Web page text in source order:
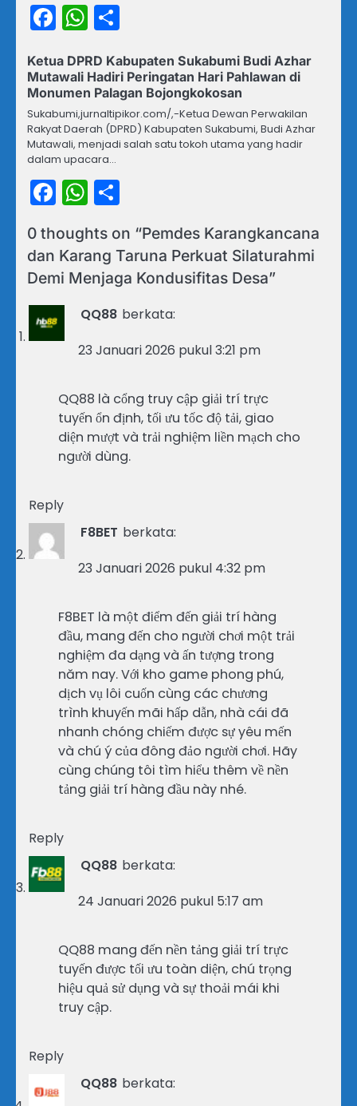
Facebook
WhatsApp
Ketua DPRD Kabupaten Sukabumi Budi Azhar
Mutawali Hadiri Peringatan Hari Pahlawan di
Monumen Palagan Bojongkokosan
Sukabumi,jurnaltipikor.com/,-Ketua Dewan Perwakilan
Rakyat Daerah (DPRD) Kabupaten Sukabumi, Budi Azhar
Mutawali, menjadi salah satu tokoh utama yang hadir
dalam upacara…
Facebook
WhatsApp
0 thoughts on “Pemdes Karangkancana
dan Karang Taruna Perkuat Silaturahmi
Demi Menjaga Kondusifitas Desa”
QQ88 berkata:
23 Januari 2026 pukul 3:21 pm
QQ88 là cổng truy cập giải trí trực
tuyến ổn định, tối ưu tốc độ tải, giao
diện mượt và trải nghiệm liền mạch cho
người dùng.
Reply
F8BET berkata:
23 Januari 2026 pukul 4:32 pm
F8BET là một điểm đến giải trí hàng
đầu, mang đến cho người chơi một trải
nghiệm đa dạng và ấn tượng trong
năm nay. Với kho game phong phú,
dịch vụ lôi cuốn cùng các chương
trình khuyến mãi hấp dẫn, nhà cái đã
nhanh chóng chiếm được sự yêu mến
và chú ý của đông đảo người chơi. Hãy
cùng chúng tôi tìm hiểu thêm về nền
tảng giải trí hàng đầu này nhé.
Reply
QQ88 berkata:
24 Januari 2026 pukul 5:17 am
QQ88 mang đến nền tảng giải trí trực
tuyến được tối ưu toàn diện, chú trọng
hiệu quả sử dụng và sự thoải mái khi
truy cập.
Reply
QQ88 berkata: